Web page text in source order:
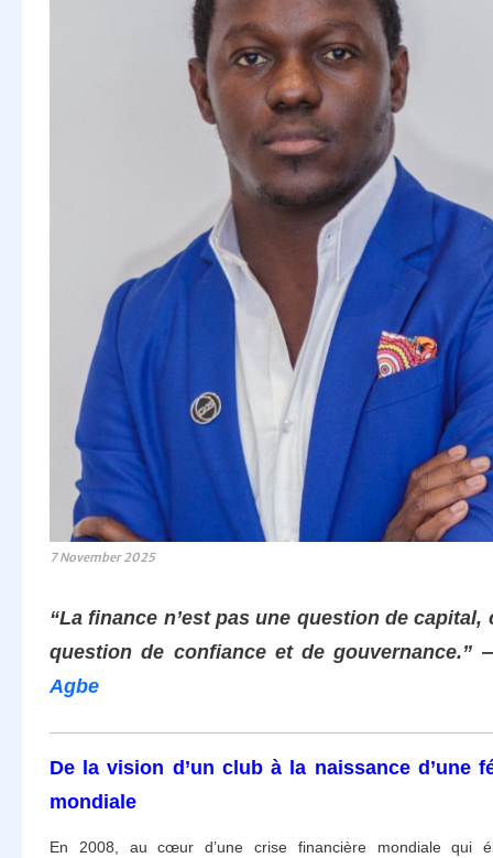
7 November 2025
“La finance n’est pas une question de capital,
question de confiance et de
Agbe
De la vision d’un club à la naissance d’une
mondiale
En 2008, au cœur d’une crise financière mondiale qui